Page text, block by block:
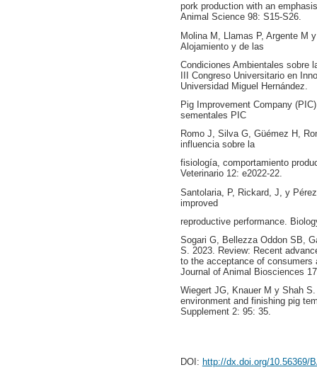
pork production with an
Animal Science 98: S15-S26.
Molina M, Llamas P, Argente M
Alojamiento y de las
Condiciones Ambientales sobre
III Congreso Universitario en
Universidad Miguel Hernández.
Pig Improvement Company
sementales PIC
Romo J, Silva G, Güémez H,
influencia sobre la
fisiología, comportamiento
Veterinario 12: e2022-22.
Santolaria, P, Rickard, J, y
improved
reproductive performance.
Sogari G, Bellezza Oddon SB,
S. 2023. Review: Recent
to the acceptance of consumers
Journal of Animal Biosciences
Wiegert JG, Knauer M y Shah
environment and finishing pig
Supplement 2: 95: 35.
DOI: http://dx.doi.org/10.56369/